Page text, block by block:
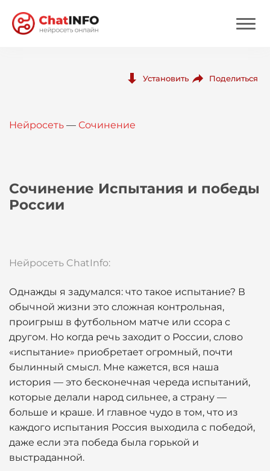
Вход
Установить Поделиться
Нейросеть — Сочинение
Сочинение Испытания и победы
России
Нейросеть ChatInfo:
Однажды я задумался: что такое испытание? В
обычной жизни это сложная контрольная,
проигрыш в футбольном матче или ссора с
другом. Но когда речь заходит о России, слово
«испытание» приобретает огромный, почти
былинный смысл. Мне кажется, вся наша
история — это бесконечная череда испытаний,
которые делали народ сильнее, а страну —
больше и краше. И главное чудо в том, что из
каждого испытания Россия выходила с победой,
даже если эта победа была горькой и
выстраданной.